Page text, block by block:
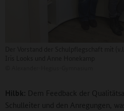
Hilbk: Dem Feedback der
Schulleiter und den Anregungen,